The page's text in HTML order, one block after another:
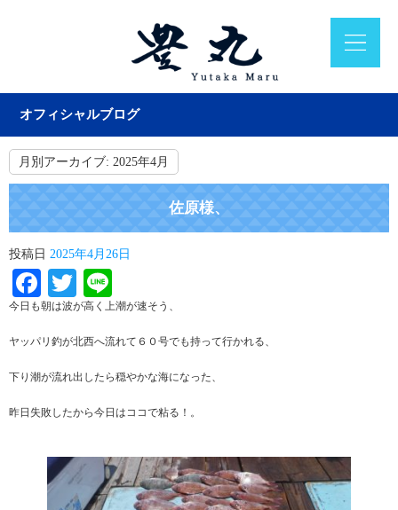
オフィシャルブログ
月別アーカイブ: 2025年4月
佐原様、
投稿日 2025年4月26日
Facebook
Twitter
今日も朝は波が高く上潮が速そう、
ヤッパリ釣が北西へ流れて６０号でも持って行かれる、
下り潮が流れ出したら穏やかな海になった、
昨日失敗したから今日はココで粘る！。